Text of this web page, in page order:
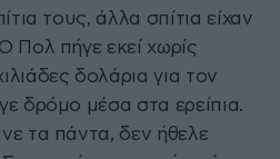
τους, άλλα σπίτια είχαν
Πολ πήγε εκεί χωρίς
δολάρια για τον
δρόμο μέσα στα ερείπια.
τα πάντα, δεν ήθελε